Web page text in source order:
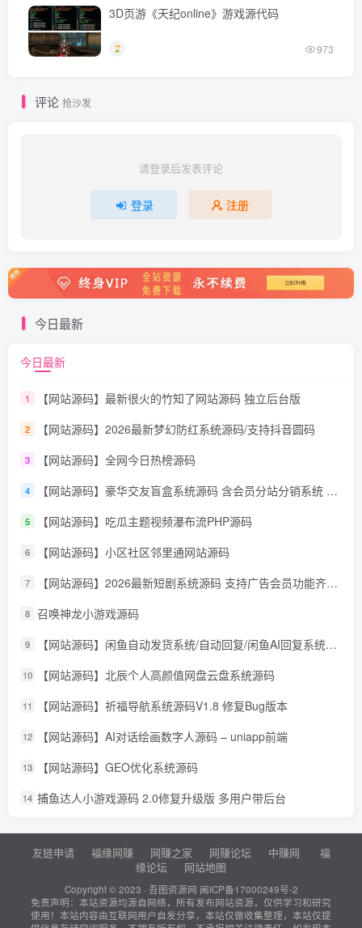
3D页游《天纪online》游戏源代码
973
评论 抢沙发
请登录后发表评论
登录 注册
今日最新
今日最新
1 【网站源码】最新很火的竹知了网站源码 独立后台版
2 【网站源码】2026最新梦幻防红系统源码/支持抖音圆码
3 【网站源码】全网今日热榜源码
4 【网站源码】豪华交友盲盒系统源码 含会员分站分销系统 可易支付
5 【网站源码】吃瓜主题视频瀑布流PHP源码
6 【网站源码】小区社区邻里通网站源码
7 【网站源码】2026最新短剧系统源码 支持广告会员功能齐全短剧源码
8 召唤神龙小游戏源码
9 【网站源码】闲鱼自动发货系统/自动回复/闲鱼AI回复系统源码
10 【网站源码】北辰个人高颜值网盘云盘系统源码
11 【网站源码】祈福导航系统源码V1.8 修复Bug版本
12 【网站源码】AI对话绘画数字人源码 – uniapp前端
13 【网站源码】GEO优化系统源码
14 捕鱼达人小游戏源码 2.0修复升级版 多用户带后台
友链申请 福缘网赚 网赚之家 网赚论坛 中赚网
福
缘论坛
网站地图
Copyright © 2023 · 吾图资源网 闽ICP备17000249号-2
免责声明：本站资源均源自网络，所有发布网站资源，仅供学习和研究
使用！本站内容由互联网用户自发分享，本站仅做收集整理，本站仅提